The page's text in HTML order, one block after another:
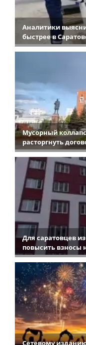
Аналитики
быстрее в
Мусорный
расторгнуть
Для саратовцев
повысить взносы
Сетевому